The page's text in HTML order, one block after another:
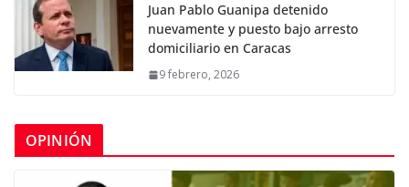
Juan Pablo Guanipa detenido
nuevamente y puesto bajo arresto
domiciliario en Caracas
9 febrero, 2026
OPINIÓN